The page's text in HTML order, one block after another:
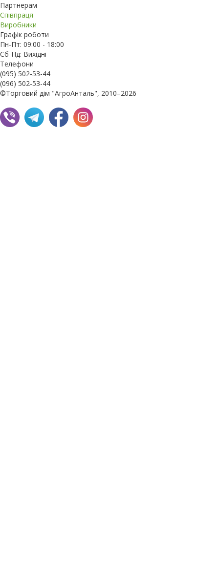
Партнерам
Співпраця
Виробники
Графік роботи
Пн-Пт: 09:00 - 18:00
Сб-Нд: Вихідні
Телефони
(095) 502-53-44
(096) 502-53-44
©Торговий дім "АгроАнталь", 2010–2026